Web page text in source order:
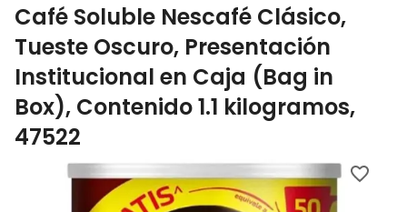
Café Soluble Nescafé Clásico,
Tueste Oscuro, Presentación
Institucional en Caja (Bag in
Box), Contenido 1.1 kilogramos,
47522